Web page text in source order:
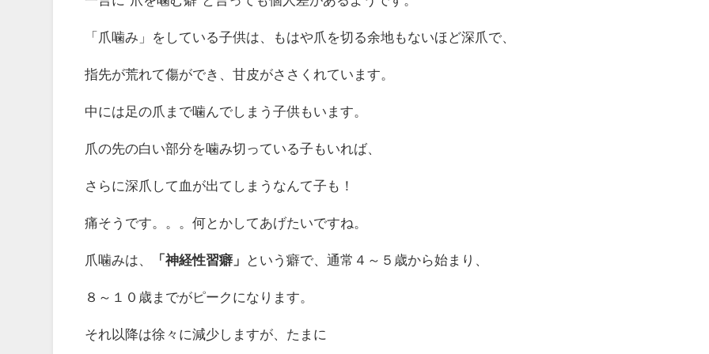
「爪噛み」をしている子供は、もはや爪を切る余地もないほど深爪で、
指先が荒れて傷ができ、甘皮がささくれています。
中には足の爪まで噛んでしまう子供もいます。
爪の先の白い部分を噛み切っている子もいれば、
さらに深爪して血が出てしまうなんて子も！
痛そうです。。。何とかしてあげたいですね。
爪噛みは、 「神経性習癖」 という癖で、通常４～５歳から始まり、
８～１０歳までがピークになります。
それ以降は徐々に減少しますが、たまに